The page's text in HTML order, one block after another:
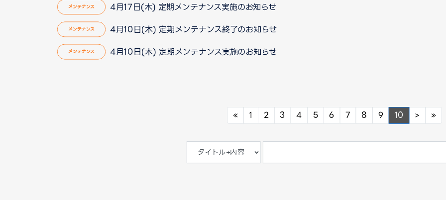
メンテナンス 4月17日(木) 定期メンテナンス実施のお知らせ
メンテナンス 4月10日(木) 定期メンテナンス終了のお知らせ
メンテナンス 4月10日(木) 定期メンテナンス実施のお知らせ
« Previous
1 2 3 4 5 6 7 8 9 10 > Next
»